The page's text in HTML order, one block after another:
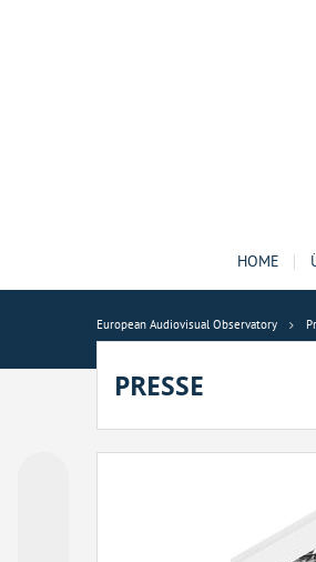
HOME
European Audiovisual Observatory
PRESSE